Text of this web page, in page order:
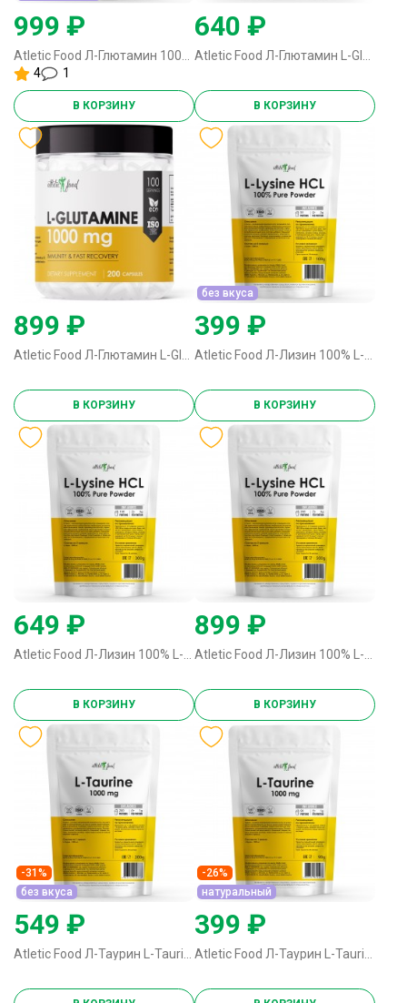
999 ₽
4
1
В КОРЗИНУ
640 ₽
В КОРЗИНУ
899 ₽
В КОРЗИНУ
без вкуса
399 ₽
В КОРЗИНУ
649 ₽
В КОРЗИНУ
899 ₽
В КОРЗИНУ
-31%
без вкуса
549 ₽
-26%
натуральный
399 ₽